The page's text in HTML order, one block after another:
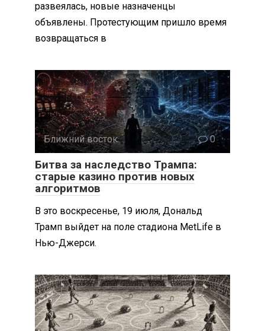
развеялась, новые назначенцы
объявлены. Протестующим пришло время
возвращаться в
Ближний восток 0
Битва за наследство Трампа:
старые казино против новых
алгоритмов
В это воскресенье, 19 июля, Дональд
Трамп выйдет на поле стадиона MetLife в
Нью-Джерси.